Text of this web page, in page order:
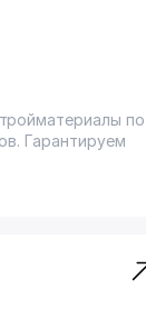
по
Гарантируем